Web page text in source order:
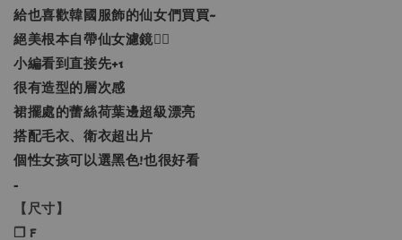
給也喜歡韓國服飾的仙女們買買~
絕美根本自帶仙女濾鏡🧚‍♀️
小編看到直接先+1
很有造型的層次感
裙擺處的蕾絲荷葉邊超級漂亮
搭配毛衣、衛衣超出片
個性女孩可以選黑色!也很好看
-
【尺寸】
❐ F